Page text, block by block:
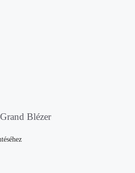
Blézer